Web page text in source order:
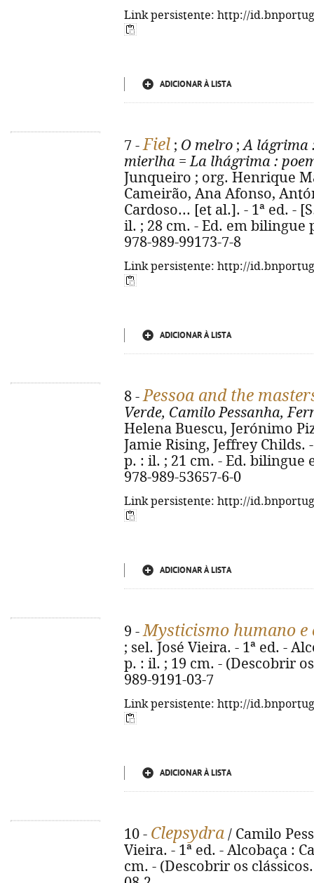
Link persistente: http://
ADICIONAR À LISTA
7 -Fiel ; O melro ;A lágrima
mierlha =La lhágrima :
Junqueiro ; org. Henrique
Cameirão, Ana Afonso,
Cardoso... [et al.]. - 1ª ed. -
il. ; 28 cm. - Ed. em bilingue
978-989-99173-7-8
Link persistente: http://
ADICIONAR À LISTA
8 -Pessoa and the
Verde, Camilo Pessanha,
Helena Buescu, Jerónimo
Jamie Rising, Jeffrey Childs.
p. : il. ; 21 cm. - Ed. bilingue
978-989-53657-6-0
Link persistente: http://
ADICIONAR À LISTA
9 -Mysticismo humano e
; sel. José Vieira. - 1ª ed. -
p. : il. ; 19 cm. - (Descobrir
989-9191-03-7
Link persistente: http://
ADICIONAR À LISTA
10 - Clepsydra / Camilo
Vieira. - 1ª ed. - Alcobaça :
cm. - (Descobrir os